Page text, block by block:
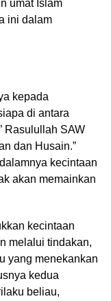
umat Islam
ini dalam
kepada
di antara
Rasulullah SAW
dan Husain.”
kecintaan
akan memainkan
kecintaan
melalui tindakan,
yang menekankan
kedua
beliau,